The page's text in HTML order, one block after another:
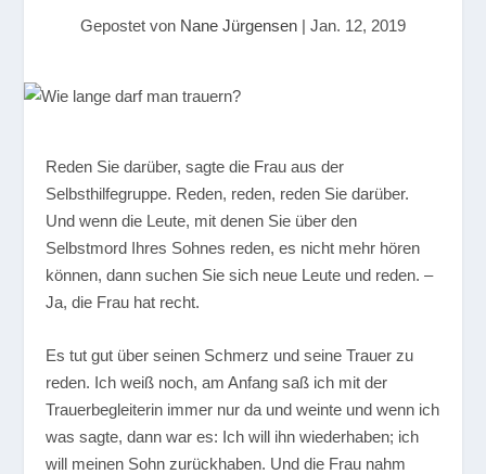
Gepostet von Nane Jürgensen | Jan. 12, 2019
Reden Sie darüber, sagte die Frau aus der
Selbsthilfegruppe. Reden, reden, reden Sie darüber.
Und wenn die Leute, mit denen Sie über den
Selbstmord Ihres Sohnes reden, es nicht mehr hören
können, dann suchen Sie sich neue Leute und reden. –
Ja, die Frau hat recht.
Es tut gut über seinen Schmerz und seine Trauer zu
reden. Ich weiß noch, am Anfang saß ich mit der
Trauerbegleiterin immer nur da und weinte und wenn ich
was sagte, dann war es: Ich will ihn wiederhaben; ich
will meinen Sohn zurückhaben. Und die Frau nahm